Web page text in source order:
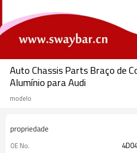
Auto Chassis Parts Braço de
Alumínio para Audi
modelo
propriedade
OE No.